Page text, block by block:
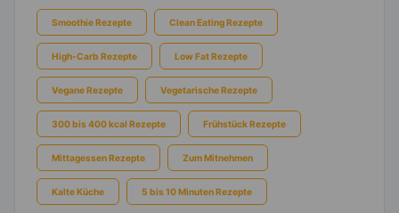
Smoothie Rezepte Clean Eating Rezepte
High-Carb Rezepte Low Fat Rezepte
Vegane Rezepte Vegetarische Rezepte
300 bis 400 kcal Rezepte Frühstück Rezepte
Mittagessen Rezepte Zum Mitnehmen
Kalte Küche 5 bis 10 Minuten Rezepte